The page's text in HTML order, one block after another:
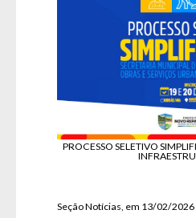
PROCESSO SELETIVO
Seção Notícias, em 13/02/2026